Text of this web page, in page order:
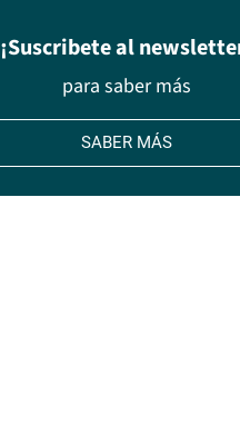
¡Suscribete al
para saber más
SABER MÁS